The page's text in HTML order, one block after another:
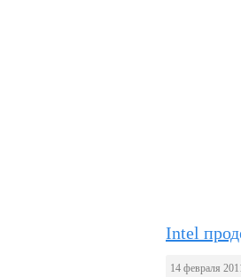
Intel
14 февраля